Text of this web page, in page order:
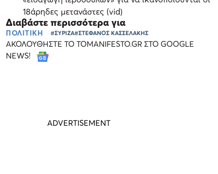
18άρηδες μετανάστες (vid)
Διαβάστε περισσότερα για
ΠΟΛΙΤΙΚΗ #ΣΥΡΙΖΑ#ΣΤΕΦΑΝΟΣ ΚΑΣΣΕΛΑΚΗΣ
ΑΚΟΛΟΥΘΗΣΤΕ ΤΟ TOMANIFESTO.GR ΣΤΟ GOOGLE
NEWS!